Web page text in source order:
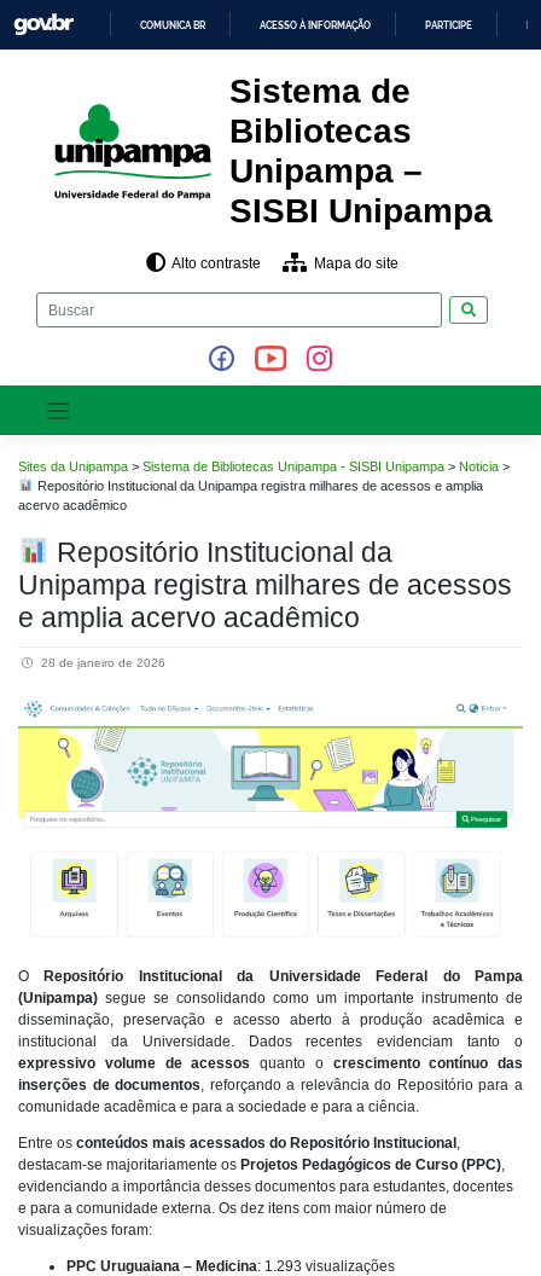
para
o
O
CONTEÚDO
COMUNICA BR ACESSO À INFORMAÇÃO PARTICIPE
Sistema de
Bibliotecas
Unipampa –
SISBI Unipampa
Alto contraste Mapa do site
Sites da Unipampa > Sistema de Bibliotecas Unipampa - SISBI Unipampa > Noticia >
Repositório Institucional da Unipampa registra milhares de acessos e amplia
acervo acadêmico
Repositório Institucional da
Unipampa registra milhares de acessos
e amplia acervo acadêmico
28 de janeiro de 2026
ORepositório Institucional da Universidade Federal do Pampa
(Unipampa) segue se consolidando como um importante instrumento de
disseminação, preservação e acesso aberto à produção acadêmica e
institucional da Universidade. Dados recentes evidenciam tanto o
expressivo volume de acessos quanto o crescimento contínuo das
inserções de documentos, reforçando a relevância do Repositório para a
comunidade acadêmica e para a sociedade e para a ciência.
Entre os conteúdos mais acessados do Repositório Institucional,
destacam-se majoritariamente os Projetos Pedagógicos de Curso (PPC),
evidenciando a importância desses documentos para estudantes, docentes
e para a comunidade externa. Os dez itens com maior número de
visualizações foram:
PPC Uruguaiana – Medicina: 1.293 visualizações